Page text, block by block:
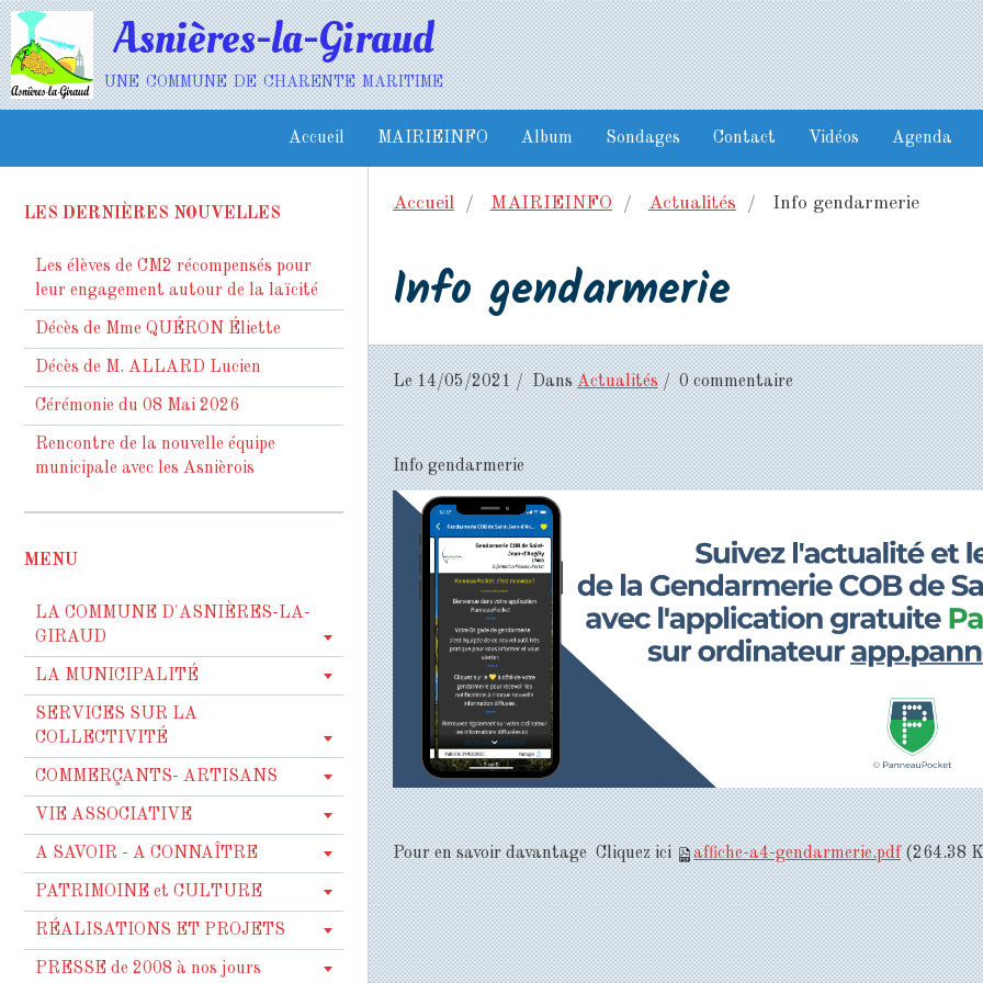
Asnières-la-Giraud
une commune de charente maritime
Accueil MAIRIEINFO Album Sondages Contact Vidéos Agenda
Accueil MAIRIEINFO Actualités Info gendarmerie
Info gendarmerie
Le 14/05/2021 DansActualités 0 commentaire
Info gendarmerie
Pour en savoir davantage Cliquez ici affiche-a4-gendarmerie.pdf(264.38
LES DERNIÈRES NOUVELLES
Les élèves de CM2 récompensés pour
leur engagement autour de la laïcité
Décès de Mme QUÉRON Éliette
Décès de M. ALLARD Lucien
Cérémonie du 08 Mai 2026
Rencontre de la nouvelle équipe
municipale avec les Asnièrois
MENU
LA COMMUNE D'ASNIÈRES-LA-
GIRAUD
LA MUNICIPALITÉ
SERVICES SUR LA
COLLECTIVITÉ
COMMERÇANTS- ARTISANS
VIE ASSOCIATIVE
A SAVOIR - A CONNAÎTRE
PATRIMOINE et CULTURE
RÉALISATIONS ET PROJETS
PRESSE de 2008 à nos jours